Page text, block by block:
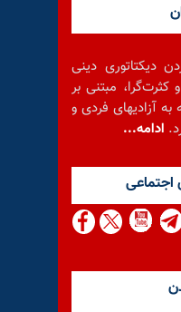
دیکتاتوری دینی
مبتنی بر
آزادیهای فردی و
ادامه...